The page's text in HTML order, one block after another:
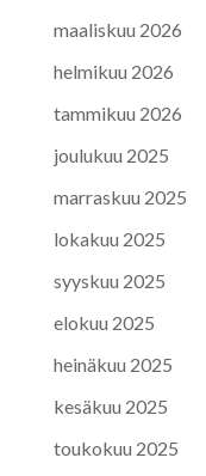
maaliskuu 2026
helmikuu 2026
tammikuu 2026
joulukuu 2025
marraskuu 2025
lokakuu 2025
syyskuu 2025
elokuu 2025
heinäkuu 2025
kesäkuu 2025
toukokuu 2025